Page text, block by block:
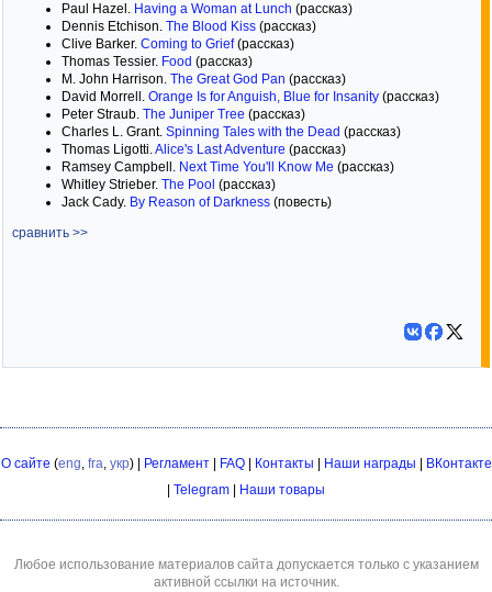
Paul Hazel. Having a Woman at Lunch (рассказ)
Dennis Etchison. The Blood Kiss (рассказ)
Clive Barker. Coming to Grief(рассказ)
Thomas Tessier. Food (рассказ)
M. John Harrison. The Great God Pan (рассказ)
David Morrell. Orange Is for Anguish, Blue for Insanity (рассказ)
Peter Straub. The Juniper Tree (рассказ)
Charles L. Grant. Spinning Tales with the Dead (рассказ)
Thomas Ligotti.Alice's Last Adventure (рассказ)
Ramsey Campbell. Next Time You'll Know Me (рассказ)
Whitley Strieber. The Pool (рассказ)
Jack Cady. By Reason of Darkness (повесть)
сравнить >>
О сайте (eng, fra, укр) | Регламент| FAQ| Контакты Наши награды
ВКонтакте
Telegram Наши товары
Любое использование материалов сайта допускается только с указанием
активной ссылки на источник.